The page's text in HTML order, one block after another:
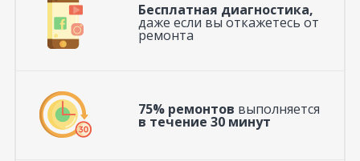
Бесплатная диагностика,
даже если вы откажетесь от
ремонта
75% ремонтов выполняется
в течение 30 минут